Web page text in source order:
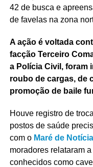
42 de busca e
de favelas na zona
A ação é voltada
facção Terceiro
a Polícia Civil, foram
roubo de cargas, de
promoção de baile
Houve registro de
postos de saúde
com o Maré de
moradores relataram
conhecidos como